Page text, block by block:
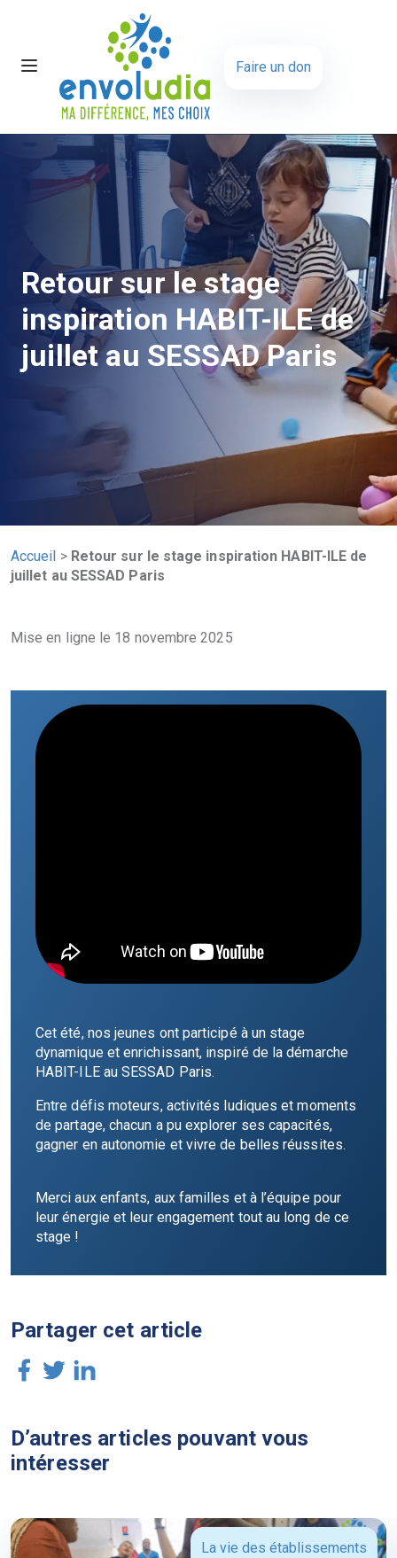
Faire un don
Retour sur le stage
inspiration HABIT-ILE de
juillet au SESSAD Paris
Accueil > Retour sur le stage inspiration HABIT-ILE de
juillet au SESSAD Paris
Mise en ligne le 18 novembre 2025
Cet été, nos jeunes ont participé à un stage
dynamique et enrichissant, inspiré de la démarche
HABIT-ILE au SESSAD Paris.
Entre défis moteurs, activités ludiques et moments
de partage, chacun a pu explorer ses capacités,
gagner en autonomie et vivre de belles réussites.
Merci aux enfants, aux familles et à l’équipe pour
leur énergie et leur engagement tout au long de ce
stage !
Partager cet article
D’autres articles pouvant vous
intéresser
La vie des établissements